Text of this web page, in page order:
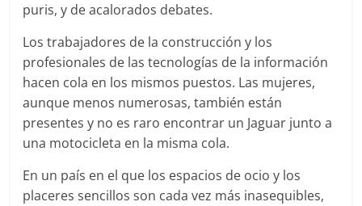
puris, y de acalorados debates.
Los trabajadores de la construcción y los
profesionales de las tecnologías de la información
hacen cola en los mismos puestos. Las mujeres,
aunque menos numerosas, también están
presentes y no es raro encontrar un Jaguar junto a
una motocicleta en la misma cola.
En un país en el que los espacios de ocio y los
placeres sencillos son cada vez más inasequibles,